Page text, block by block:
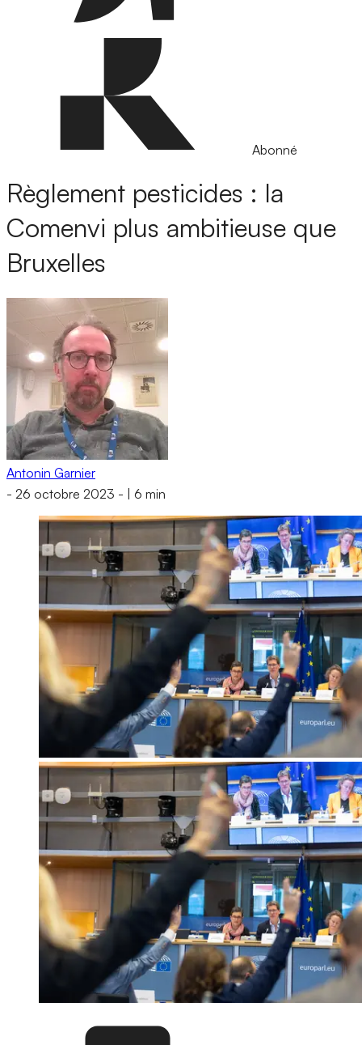
Abonné
Règlement pesticides : la
Comenvi plus ambitieuse que
Bruxelles
Antonin Garnier
- 26 octobre 2023 - 6 min